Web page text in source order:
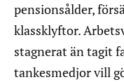
pensionsålder,
klassklyftor.
stagnerat än tagit
tankesmedjor vill